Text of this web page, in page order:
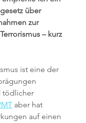
über
zur
– kurz
ist eine der
tödlicher
aber hat
auf einen